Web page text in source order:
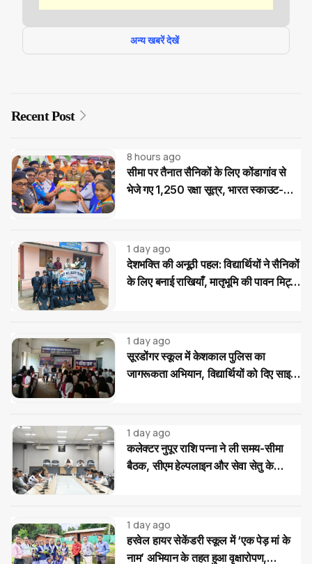
अन्य खबरें देखें
Recent Post
8 hours ago
सीमा पर तैनात सैनिकों के लिए कोंडागांव से
भेजे गए 1,250 रक्षा सूत्र, भारत स्काउट-
1 day ago
देशभक्ति की अनूठी पहल: विद्यार्थियों ने सैनिकों
के लिए बनाई राखियाँ, मातृभूमि की पावन मिट्टी
1 day ago
सूरडोंगर स्कूल में केशकाल पुलिस का
जागरूकता अभियान, विद्यार्थियों को दिए साइबर
1 day ago
कलेक्टर नुपूर राशि पन्ना ने ली समय-सीमा
बैठक, सीएम हेल्पलाइन और सेवा सेतु के
1 day ago
हरवेल हायर सेकेंडरी स्कूल में ‘एक पेड़ मां के
नाम’ अभियान के तहत हुआ वृक्षारोपण,